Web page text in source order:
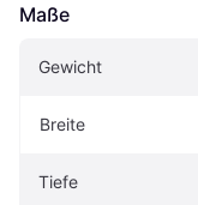
Maße
Gewicht
Breite
Tiefe